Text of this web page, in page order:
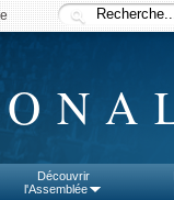
Découvrir
l'Assemblée